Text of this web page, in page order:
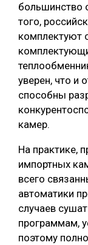
большинство
того,
комплектуют
уверен, что и
способны
камер.
На практике,
импортных
всего
автоматики
случаев
программам,
поэтому